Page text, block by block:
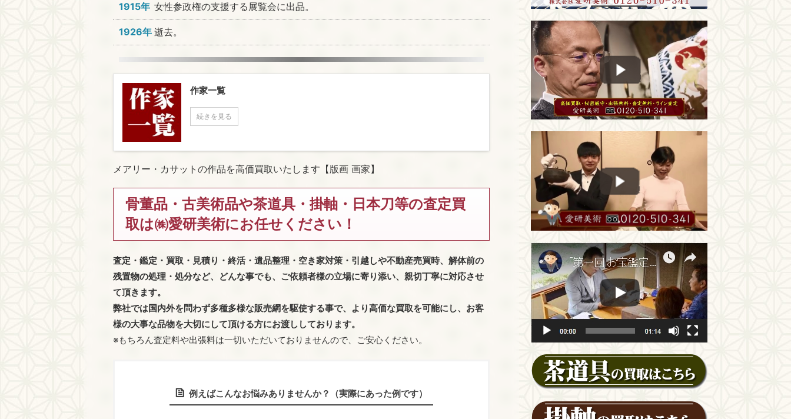
1915年 女性参政権の支援する展覧会に出品。
1926年 逝去。
作家一覧
続きを見る
メアリー・カサットの作品を高価買取いたします【版画 画家】
骨董品・古美術品や茶道具・掛軸・日本刀等の査定買
取は㈱愛研美術にお任せください！
査定・鑑定・買取・見積り・終活・遺品整理・空き家対策・引越しや不動産売買時、解体前の
残置物の処理・処分など、どんな事でも、 ご依頼者様の立場に寄り添い、親切丁寧に対応させ
て頂きます。
弊社では国内外を問わず多種多様な販売網を駆使する事で、より高価な買取を可能にし、お客
様の大事な品物を大切にして頂ける方にお渡ししております。
※もちろん査定料や出張料は一切いただいておりませんので、ご安心ください。
例えばこんなお悩みありませんか？（実際にあった例です）